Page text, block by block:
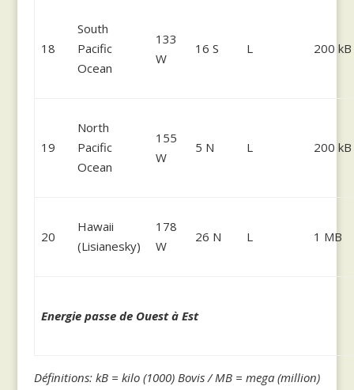
18
South
Pacific
Ocean
133
W
16 S L 200 kB
19
North
Pacific
Ocean
155
W
5 N L 200 kB
20
Hawaii
(Lisianesky)
178
W
26 N L 1 MB
Energie passe de Ouest à Est
Définitions: kB = kilo (1000) Bovis / MB = mega (million)